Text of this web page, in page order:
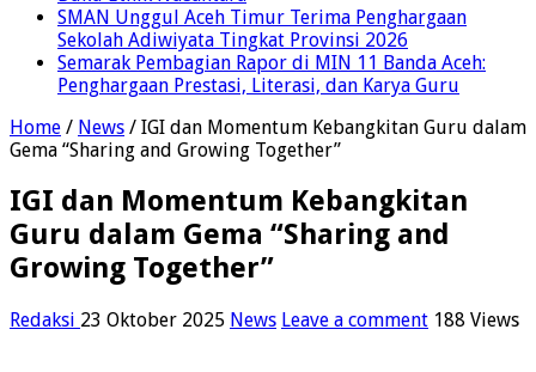
SMAN Unggul Aceh Timur Terima Penghargaan
Sekolah Adiwiyata Tingkat Provinsi 2026
Semarak Pembagian Rapor di MIN 11 Banda Aceh:
Penghargaan Prestasi, Literasi, dan Karya Guru
Home / News / IGI dan Momentum Kebangkitan Guru dalam
Gema “Sharing and Growing Together”
IGI dan Momentum Kebangkitan
Guru dalam Gema “Sharing and
Growing Together”
Redaksi 23 Oktober 2025 News Leave a comment 188 Views